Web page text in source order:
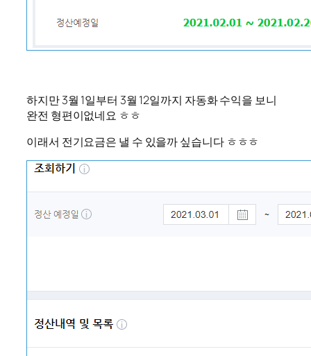
하지만 3월 1일부터 3월 12일까지 자동화 수익을 보니
완전 형편이없네요 ㅎㅎ
이래서 전기요금은 낼 수 있을까 싶습니다 ㅎㅎㅎ